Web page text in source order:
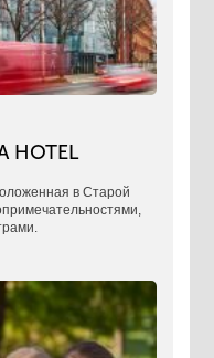
HOTEL
в Старой